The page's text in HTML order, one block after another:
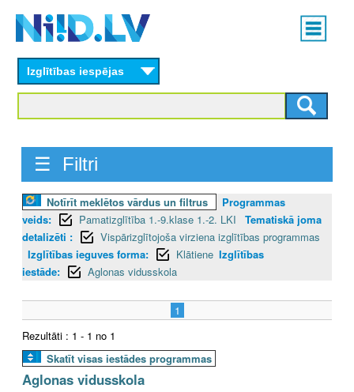
content
Main
menu
Izglītības iespējas
☰ Filtri
Notīrīt meklētos vārdus un filtrus
Programmas
veids:
Pamatizglītība 1.-9.klase 1.-2. LKI
Tematiskā joma
detalizēti :
Vispārizglītojoša virziena izglītības programmas
Izglītības ieguves forma:
Klātiene Izglītības
iestāde:
Aglonas vidusskola
1
Rezultāti : 1 - 1 no 1
Skatīt visas iestādes programmas
Aglonas vidusskola